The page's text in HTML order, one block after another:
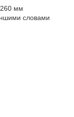
мм
словами